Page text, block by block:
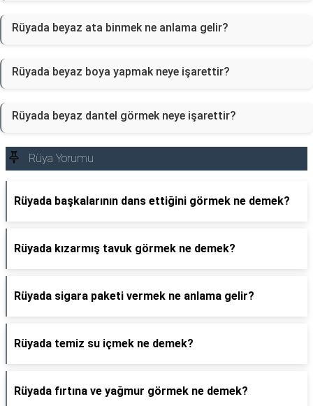
Rüyada beyaz ata binmek ne anlama gelir?
Rüyada beyaz boya yapmak neye işarettir?
Rüyada beyaz dantel görmek neye işarettir?
Rüya Yorumu
Rüyada başkalarının dans ettiğini görmek ne demek?
Rüyada kızarmış tavuk görmek ne demek?
Rüyada sigara paketi vermek ne anlama gelir?
Rüyada temiz su içmek ne demek?
Rüyada fırtına ve yağmur görmek ne demek?